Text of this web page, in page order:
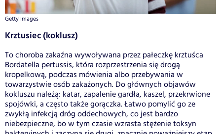
Getty Images
Krztusiec (koklusz)
To choroba zakaźna wywoływana przez pałeczkę krztuśca
Bordatella pertussis, która rozprzestrzenia się drogą
kropelkową, podczas mówienia albo przebywania w
towarzystwie osób zakażonych. Do głównych objawów
kokluszu należą: katar, zapalenie gardła, kaszel, przekrwione
spojówki, a często także gorączka. Łatwo pomylić go ze
zwykłą infekcją dróg oddechowych, co jest bardzo
niebezpieczne, bo w tym czasie wzrasta stężenie toksyn